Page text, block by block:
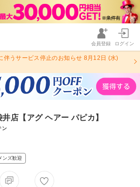
会員登録 ログイン
伴うサービス停止のお知らせ 8月12日 (水)
店【アグ ヘアー パピカ】
ン
ンズ歓迎